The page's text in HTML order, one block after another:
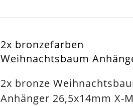
2x bronzefarben
Weihnachtsbaum
2x bronze
Anhänger 26,5x14mm X-